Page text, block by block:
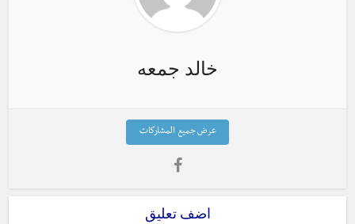
خالد جمعه
عرض جميع المشاركات
اضف تعليق